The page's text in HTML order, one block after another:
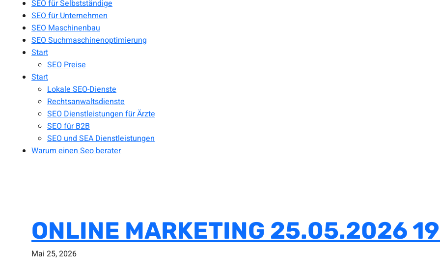
SEO für Selbstständige
SEO für Unternehmen
SEO Maschinenbau
SEO Suchmaschinenoptimierung
Start
SEO Preise
Start
Lokale SEO-Dienste
Rechtsanwaltsdienste
SEO Dienstleistungen für Ärzte
SEO für B2B
SEO und SEA Dienstleistungen
Warum einen Seo berater
ONLINE MARKETING 25.05.2026
Mai 25, 2026